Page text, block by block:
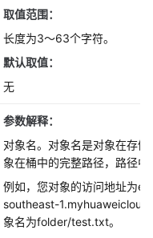
取值范围：
长度为3～63个字符。
默认取值：
无
参数解释：
对象名。对象名是对象在存
象在桶中的完整路径，路径中
例如，您对象的访问地址为
southeast-
象名为folder/test.txt。